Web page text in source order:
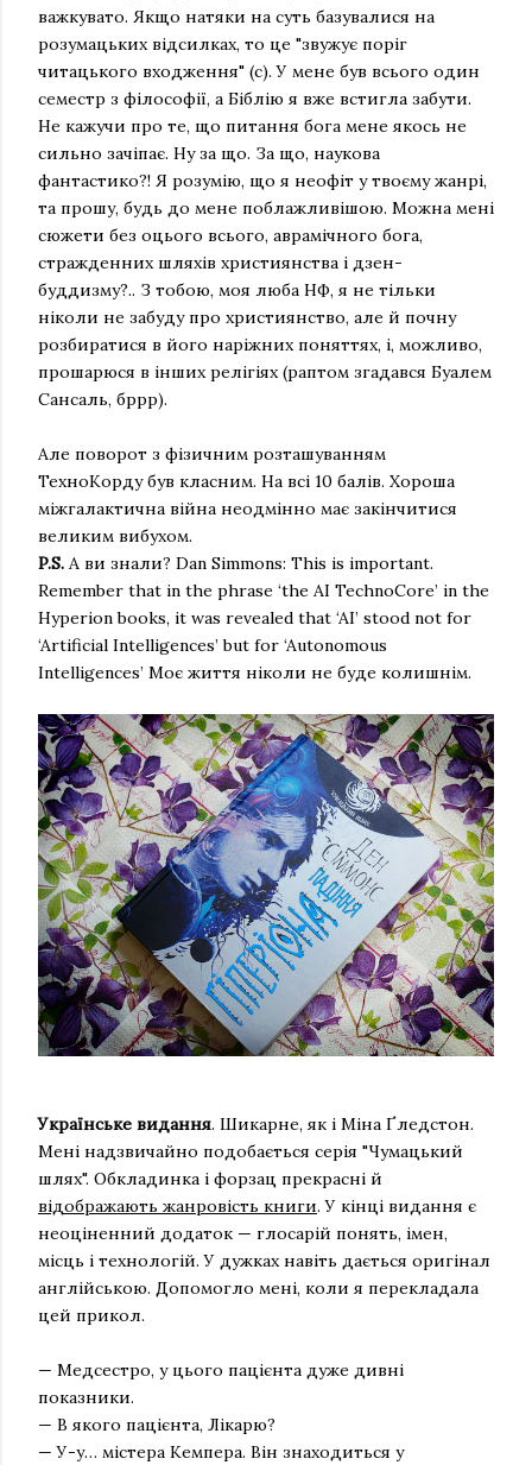
важкувато. Якщо натяки на суть базувалися на
розумацьких відсилках, то це "звужує поріг
читацького входження" (с). У мене був всього один
семестр з філософії, а Біблію я вже встигла забути.
Не кажучи про те, що питання бога мене якось не
сильно зачіпає. Ну за що. За що, наукова
фантастико?! Я розумію, що я неофіт у твоєму жанрі,
та прошу, будь до мене поблажливішою. Можна мені
сюжети без оцього всього, аврамічного бога,
стражденних шляхів християнства і дзен-
буддизму?.. З тобою, моя люба НФ, я не тільки
ніколи не забуду про християнство, але й почну
розбиратися в його наріжних поняттях, і, можливо,
прошарюся в інших релігіях (раптом згадався Буалем
Сансаль, бррр).
Але поворот з фізичним розташуванням
ТехноКорду був класним. На всі 10 балів. Хороша
міжгалактична війна неодмінно має закінчитися
великим вибухом.
P.S. А ви знали? Dan Simmons: This is important.
Remember that in the phrase ‘the AI TechnoCore’ in the
Hyperion books, it was revealed that ‘AI’ stood not for
‘Artificial Intelligences’ but for ‘Autonomous
Intelligences’ Моє життя ніколи не буде колишнім.
Українське видання. Шикарне, як і Міна Ґледстон.
Мені надзвичайно подобається серія "Чумацький
шлях". Обкладинка і форзац прекрасні й
відображають жанровість книги. У кінці видання є
неоціненний додаток — глосарій понять, імен,
місць і технологій. У дужках навіть дається оригінал
англійською. Допомогло мені, коли я перекладала
цей прикол.
— Медсестро, у цього пацієнта дуже дивні
показники.
— В якого пацієнта, Лікарю?
— У-у… містера Кемпера. Він знаходиться у